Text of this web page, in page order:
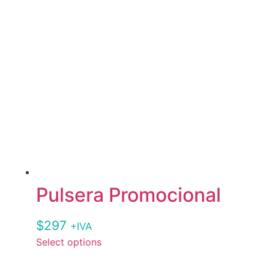
Pulsera Promocional
$297 +IVA
Select options